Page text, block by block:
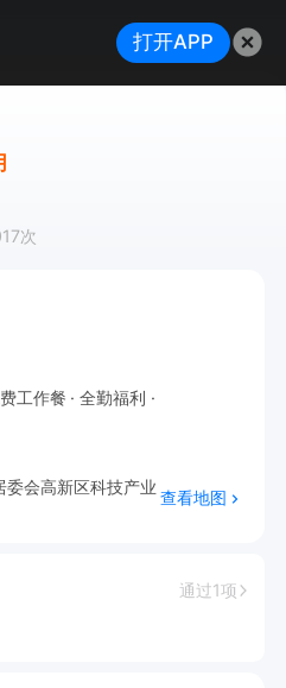
次
工作餐
全勤福利
会高新区科技产业
查看地图
通过1项
打开APP